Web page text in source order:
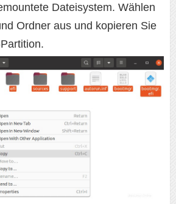
Dateisystem. Wählen
Ordner aus und kopieren Sie